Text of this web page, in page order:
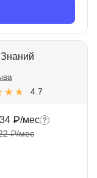
4.7
₽/мес
₽/мес